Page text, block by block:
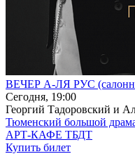
ВЕЧЕР А-ЛЯ РУС
Сегодня, 19:00
Георгий Тадоровский и
Тюменский большой
АРТ-КАФЕ ТБДТ
Купить билет